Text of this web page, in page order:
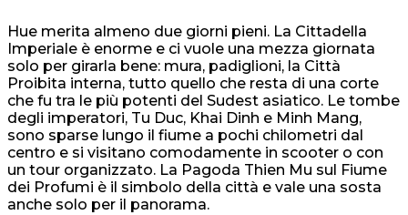
Hue merita almeno due giorni pieni. La Cittadella
Imperiale è enorme e ci vuole una mezza giornata
solo per girarla bene: mura, padiglioni, la Città
Proibita interna, tutto quello che resta di una corte
che fu tra le più potenti del Sudest asiatico. Le tombe
degli imperatori, Tu Duc, Khai Dinh e Minh Mang,
sono sparse lungo il fiume a pochi chilometri dal
centro e si visitano comodamente in scooter o con
un tour organizzato. La Pagoda Thien Mu sul Fiume
dei Profumi è il simbolo della città e vale una sosta
anche solo per il panorama.